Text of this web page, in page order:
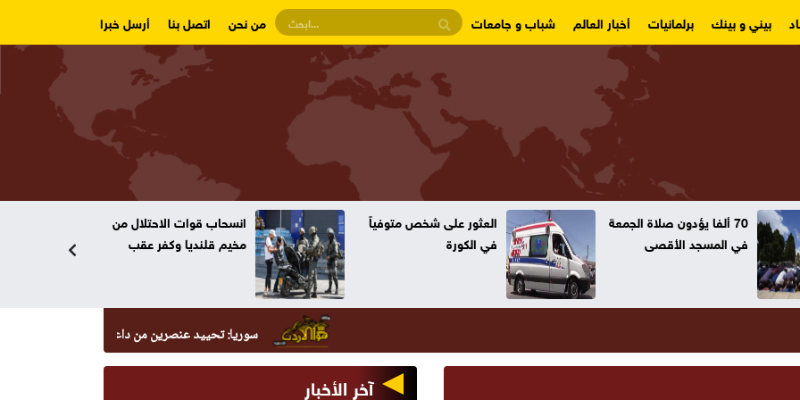
بيني و بينك برلمانيات أخبار العالم شباب و جامعات من نحن اتصل بنا أرسل خبرا
70 ألفا يؤدون صلاة الجمعة
في المسجد الأقصى
العثور على شخص متوفياً
في الكورة
انسحاب قوات الاحتلال من
مخيم قلنديا وكفر عقب
سوريا: تحييد عنصرين من داعش حاولا زرع عبوة في السيدة زينب
آخر الأخبار